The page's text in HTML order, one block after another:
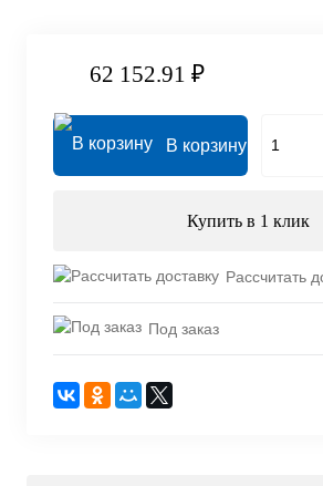
62 152.91 ₽
В корзину
Купить в 1 клик
Рассчитать
Под заказ